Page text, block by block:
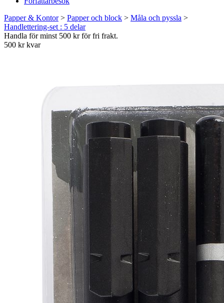
Papper & Kontor> Papper och block > Måla och pyssla >
Handlettering-set : 5 delar
Handla för minst 500 kr för fri frakt.
500 kr kvar